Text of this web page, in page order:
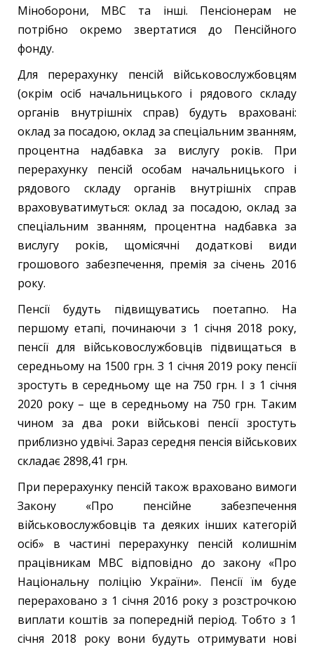
Міноборони, МВС та інші. Пенсіонерам не
потрібно окремо звертатися до Пенсійного
фонду.
Для перерахунку пенсій військовослужбовцям
(окрім осіб начальницького і рядового складу
органів внутрішніх справ) будуть враховані:
оклад за посадою, оклад за спеціальним званням,
процентна надбавка за вислугу років. При
перерахунку пенсій особам начальницького і
рядового складу органів внутрішніх справ
враховуватимуться: оклад за посадою, оклад за
спеціальним званням, процентна надбавка за
вислугу років, щомісячні додаткові види
грошового забезпечення, премія за січень 2016
року.
Пенсії будуть підвищуватись поетапно. На
першому етапі, починаючи з 1 січня 2018 року,
пенсії для військовослужбовців підвищаться в
середньому на 1500 грн. З 1 січня 2019 року пенсії
зростуть в середньому ще на 750 грн. І з 1 січня
2020 року – ще в середньому на 750 грн. Таким
чином за два роки військові пенсії зростуть
приблизно удвічі. Зараз середня пенсія військових
складає 2898,41 грн.
При перерахунку пенсій також враховано вимоги
Закону «Про пенсійне забезпечення
військовослужбовців та деяких інших категорій
осіб» в частині перерахунку пенсій колишнім
працівникам МВС відповідно до закону «Про
Національну поліцію України». Пенсії їм буде
перераховано з 1 січня 2016 року з розстрочкою
виплати коштів за попередній період. Тобто з 1
січня 2018 року вони будуть отримувати нові